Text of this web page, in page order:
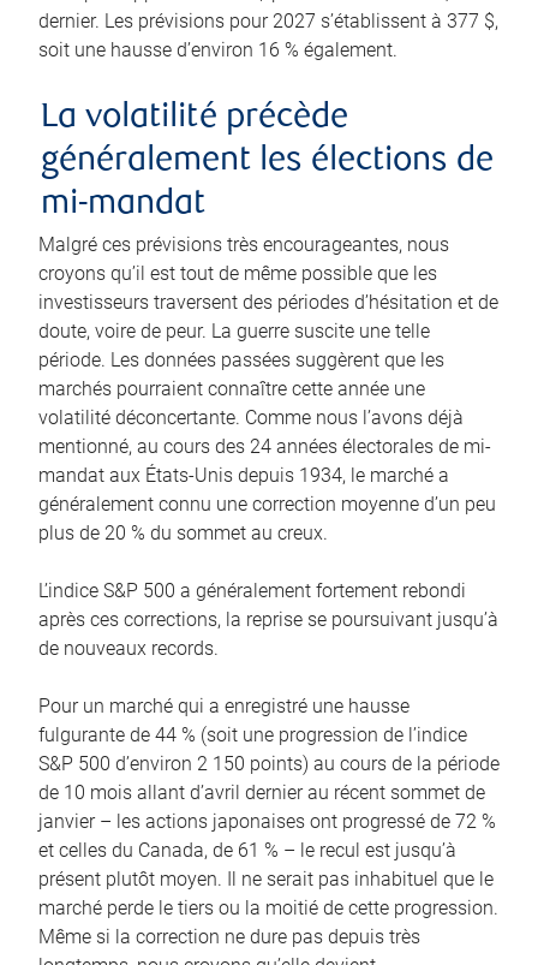
dernier. Les prévisions pour 2027 s’établissent à 377 $,
soit une hausse d’environ 16 % également.
La volatilité précède
généralement les élections de
mi-mandat
Malgré ces prévisions très encourageantes, nous
croyons qu’il est tout de même possible que les
investisseurs traversent des périodes d’hésitation et de
doute, voire de peur. La guerre suscite une telle
période. Les données passées suggèrent que les
marchés pourraient connaître cette année une
volatilité déconcertante. Comme nous l’avons déjà
mentionné, au cours des 24 années électorales de mi-
mandat aux États-Unis depuis 1934, le marché a
généralement connu une correction moyenne d’un peu
plus de 20 % du sommet au creux.
L’indice S&P 500 a généralement fortement rebondi
après ces corrections, la reprise se poursuivant jusqu’à
de nouveaux records.
Pour un marché qui a enregistré une hausse
fulgurante de 44 % (soit une progression de l’indice
S&P 500 d’environ 2 150 points) au cours de la période
de 10 mois allant d’avril dernier au récent sommet de
janvier – les actions japonaises ont progressé de 72 %
et celles du Canada, de 61 % – le recul est jusqu’à
présent plutôt moyen. Il ne serait pas inhabituel que le
marché perde le tiers ou la moitié de cette progression.
Même si la correction ne dure pas depuis très